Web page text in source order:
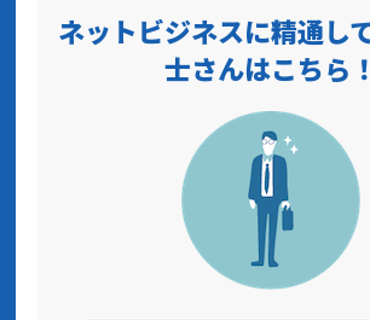
ネットビジネスに精通し
士さんはこちら！